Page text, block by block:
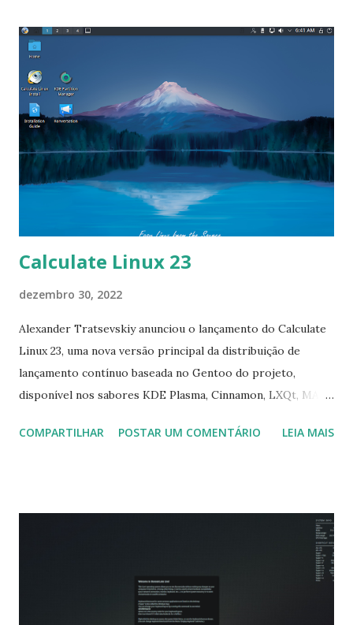
LibreOffice, lançamento das distros, tutoriais pelo Luiz
Guilherme eventos, entre outros assuntos relacionados ao
mundo do software livre. Desejo a todos, muita Paz, Saúde
e Prosperidade!!! Caso queira fazer uma doação faça um PIX
para nos ajudar a manter nosso trabalho e muito obrigado
por tudo.
Calculate Linux 23
dezembro 30, 2022
Alexander Tratsevskiy anunciou o lançamento do Calculate
Linux 23, uma nova versão principal da distribuição de
lançamento contínuo baseada no Gentoo do projeto,
disponível nos sabores KDE Plasma, Cinnamon, LXQt, MATE
Calculate Linux 23. Esta nova versão (ano) inclui um servidor
desktop foram atualizados, ou seja, KDE Plasma 5.25. 5, Xfce
4.18, MATE 1.26.0, Cinnamon 5.6.5 e LXQt 1.2; lançamos uma
nova versão de servidor, Calculate Container Manager, para
executar contêineres LXC; uma nova ferramenta, cl-lxc, foi
adicionada - permite criar e atualizando contêineres
COMPARTILHAR POSTAR UM COMENTÁRIO LEIA MAIS